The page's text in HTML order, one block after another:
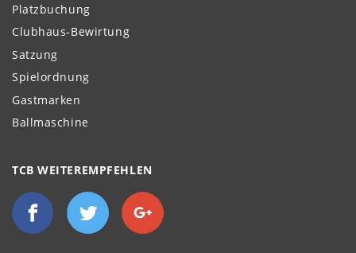
Platzbuchung
Clubhaus-Bewirtung
Satzung
Spielordnung
Gastmarken
Ballmaschine
TCB WEITEREMPFEHLEN